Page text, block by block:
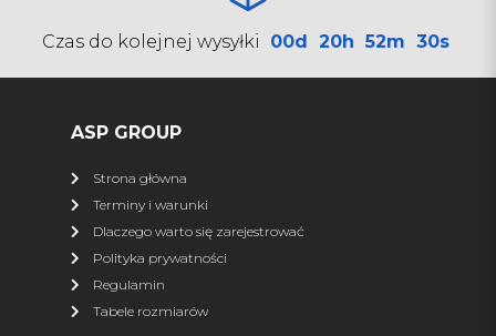
Pługi Kufry
więcej
XRW RACING
Czas do kolejnej wysyłki 00d 20h 52m 30s
ASP GROUP
Strona główna
Terminy i warunki
Dlaczego warto się zarejestrować
Polityka prywatności
Regulamin
Tabele rozmiarów